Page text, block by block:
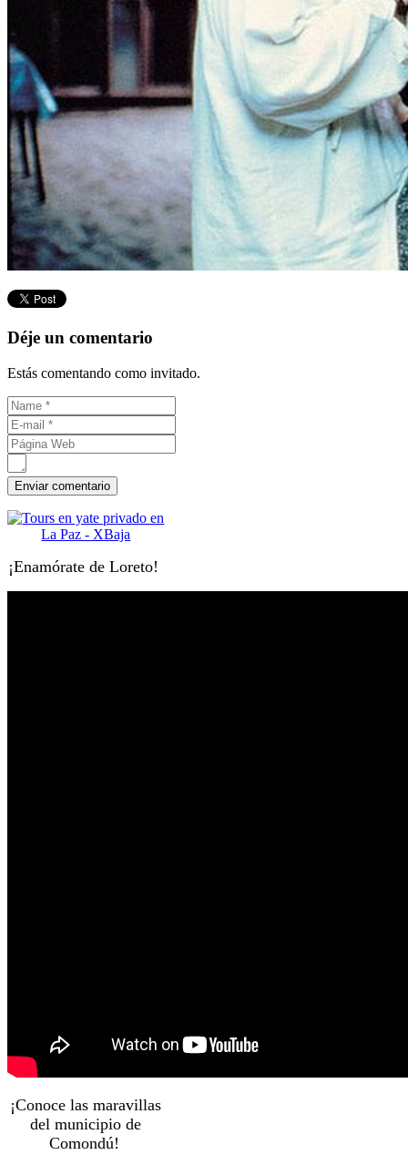
Déje un comentario
Estás comentando como invitado.
¡Enamórate de Loreto!
¡Conoce las maravillas
del municipio de
Comondú!